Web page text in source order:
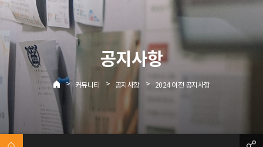
공지사항
> 커뮤니티 > 공지사항 > 2024 이전 공지사항